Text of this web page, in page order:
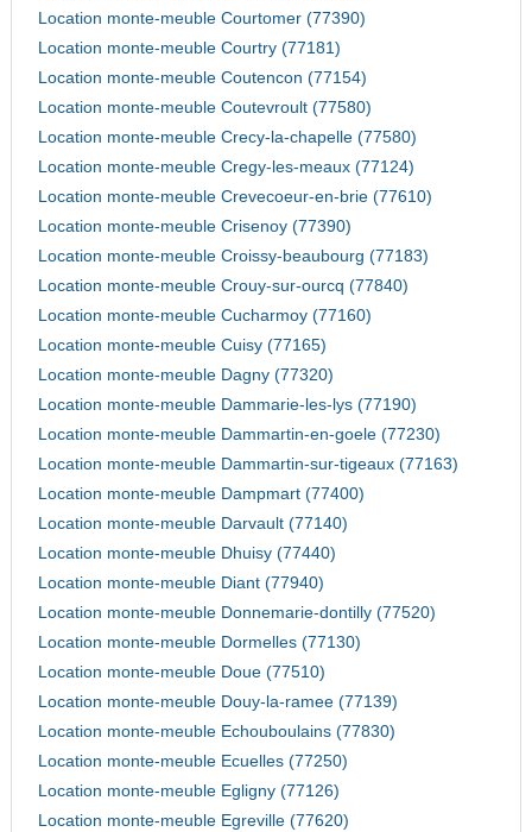
Location monte-meuble Courtomer (77390)
Location monte-meuble Courtry (77181)
Location monte-meuble Coutencon (77154)
Location monte-meuble Coutevroult (77580)
Location monte-meuble Crecy-la-chapelle (77580)
Location monte-meuble Cregy-les-meaux (77124)
Location monte-meuble Crevecoeur-en-brie (77610)
Location monte-meuble Crisenoy (77390)
Location monte-meuble Croissy-beaubourg (77183)
Location monte-meuble Crouy-sur-ourcq (77840)
Location monte-meuble Cucharmoy (77160)
Location monte-meuble Cuisy (77165)
Location monte-meuble Dagny (77320)
Location monte-meuble Dammarie-les-lys (77190)
Location monte-meuble Dammartin-en-goele (77230)
Location monte-meuble Dammartin-sur-tigeaux (77163)
Location monte-meuble Dampmart (77400)
Location monte-meuble Darvault (77140)
Location monte-meuble Dhuisy (77440)
Location monte-meuble Diant (77940)
Location monte-meuble Donnemarie-dontilly (77520)
Location monte-meuble Dormelles (77130)
Location monte-meuble Doue (77510)
Location monte-meuble Douy-la-ramee (77139)
Location monte-meuble Echouboulains (77830)
Location monte-meuble Ecuelles (77250)
Location monte-meuble Egligny (77126)
Location monte-meuble Egreville (77620)